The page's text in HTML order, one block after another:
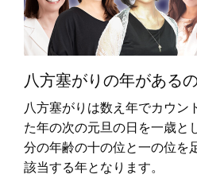
八方塞がりの年がある
八方塞がりは数え年でカウン
た年の次の元旦の日を一歳と
分の年齢の十の位と一の位を
該当する年となります。